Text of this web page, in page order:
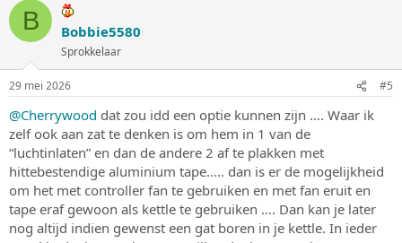
r
e
i
n
g
e
n
:
B Bobbie5580
Sprokkelaar
29 mei 2026 #5
@Cherrywood dat zou idd een optie kunnen zijn …. Waar ik
zelf ook aan zat te denken is om hem in 1 van de
“luchtinlaten” en dan de andere 2 af te plakken met
hittebestendige aluminium tape….. dan is er de mogelijkheid
om het met controller fan te gebruiken en met fan eruit en
tape eraf gewoon als kettle te gebruiken …. Dan kan je later
nog altijd indien gewenst een gat boren in je kettle. In ieder